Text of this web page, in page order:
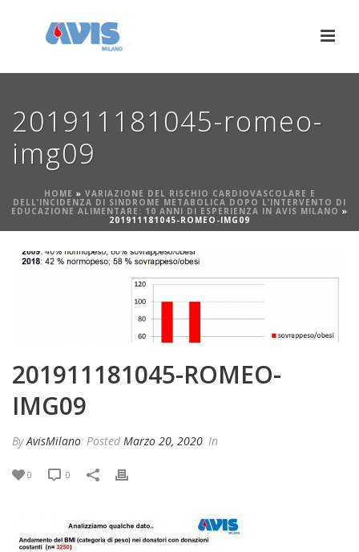
201911181045-romeo-
img09
HOME » VARIAZIONE DEL RISCHIO CARDIOVASCOLARE E
DELL’INCIDENZA DI SINDROME METABOLICA DOPO L’INTERVENTO DI
EDUCAZIONE ALIMENTARE: 10 ANNI DI ESPERIENZA IN AVIS MILANO »
201911181045-ROMEO-IMG09
201911181045-ROMEO-
IMG09
ByAvisMilano Posted Marzo 20, 2020 In
0 0